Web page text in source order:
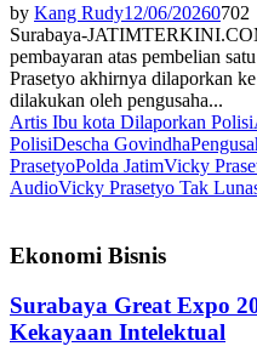
by Kang Rudy12/06/20260702
Surabaya-
pembayaran atas pembelian
Prasetyo akhirnya dilaporkan
dilakukan oleh pengusaha...
Artis Ibu kota Dilaporkan Polisi
PolisiDescha Govindha
PrasetyoPolda JatimVicky
AudioVicky Prasetyo Tak
Ekonomi Bisnis
Surabaya Great Expo
Kekayaan Intelektual